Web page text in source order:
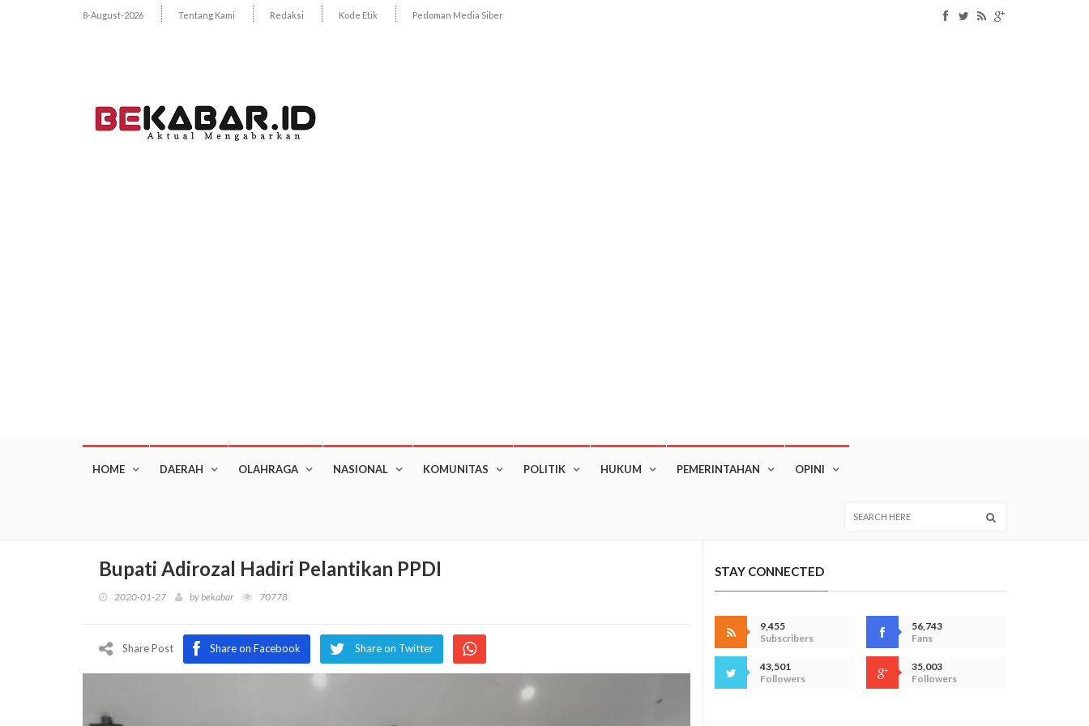
8-August-2026 Tentang Kami Redaksi Kode Etik Pedoman Media Siber
HOME DAERAH OLAHRAGA NASIONAL KOMUNITAS POLITIK HUKUM PEMERINTAHAN OPINI
Bupati Adirozal Hadiri Pelantikan PPDI
2020-01-27 bybekabar 70778
Share Post Share on Facebook Share on Twitter
STAY CONNECTED
9,455
Subscribers
56,743
Fans
43,501
Followers
35,003
Followers